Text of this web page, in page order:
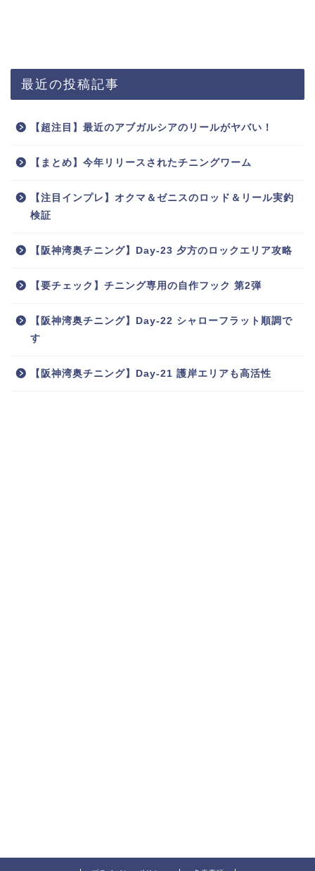
最近の投稿記事
【超注目】最近のアブガルシアのリールがヤバい！
【まとめ】今年リリースされたチニングワーム
【注目インプレ】オクマ＆ゼニスのロッド＆リール実釣
検証
【阪神湾奥チニング】Day-23 夕方のロックエリア攻略
【要チェック】チニング専用の自作フック 第2弾
【阪神湾奥チニング】Day-22 シャローフラット順調で
す
【阪神湾奥チニング】Day-21 護岸エリアも高活性